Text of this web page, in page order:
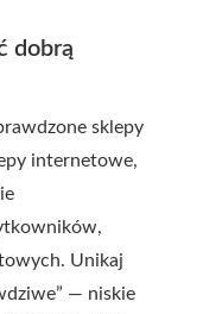
dobrą
sklepy
internetowe,
Unikaj
— niskie